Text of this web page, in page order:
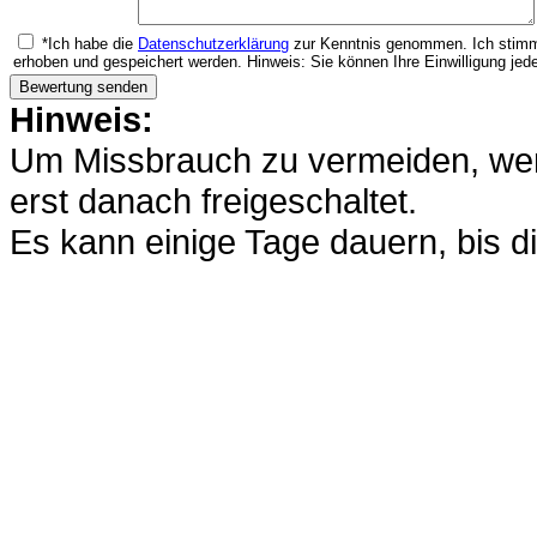
*Ich habe die Datenschutzerklärung zur Kenntnis genommen. Ich
erhoben und gespeichert werden. Hinweis: Sie können Ihre Einwilligung
Hinweis:
Um Missbrauch zu vermeiden,
erst danach freigeschaltet.
Es kann einige Tage dauern, bis